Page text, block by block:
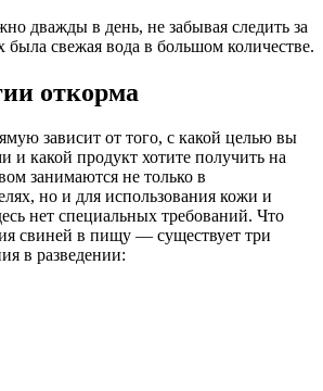
дважды в день, не забывая следить за
была свежая вода в большом количестве.
откорма
зависит от того, с какой целью вы
и какой продукт хотите получить на
занимаются не только в
но и для использования кожи и
нет специальных требований. Что
свиней в пищу — существует три
в разведении: